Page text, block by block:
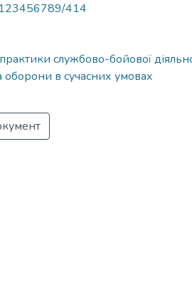
123456789/414
службово-бойової
оборони в сучасних умовах